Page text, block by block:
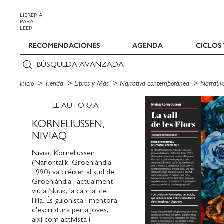
LIBRERÍA
PARA
LEER
RECOMENDACIONES AGENDA CICLOS
BÚSQUEDA AVANZADA
Inicio Tienda Libros y Más Narrativa contemporánea
EL AUTOR/A
KORNELIUSSEN,
NIVIAQ
Niviaq Korneliussen
(Nanortalik, Groenlàndia,
1990) va créixer al sud de
Groenlàndia i actualment
viu a Nuuk, la capital de
l'illa. És guionista i mentora
d'escriptura per a joves,
així com activista i